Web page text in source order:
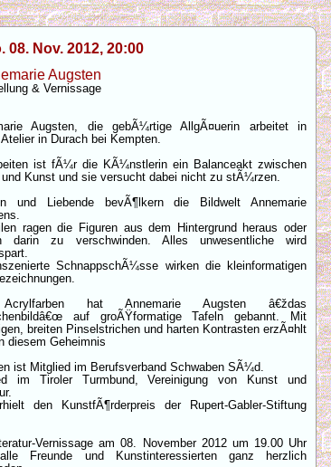
08. Nov. 2012, 20:00
Augsten
& Vernissage
Augsten, die gebÃ¼rtige AllgÃ¤uerin arbeitet in
in Durach bei Kempten.
ist fÃ¼r die KÃ¼nstlerin ein Balanceakt zwischen
und Kunst und sie versucht dabei nicht zu stÃ¼rzen.
und Liebende bevÃ¶lkern die Bildwelt Annemarie
ragen die Figuren aus dem Hintergrund heraus oder
darin zu verschwinden. Alles unwesentliche wird
SchnappschÃ¼sse wirken die kleinformatigen
hat Annemarie Augsten â€ždas
auf groÃŸformatige Tafeln gebannt. Mit
breiten Pinselstrichen und harten Kontrasten erzÃ¤hlt
diesem Geheimnis
ist Mitglied im Berufsverband Schwaben SÃ¼d.
im Tiroler Turmbund, Vereinigung von Kunst und
den KunstfÃ¶rderpreis der Rupert-Gabler-Stiftung
Vernissage am 08. November 2012 um 19.00 Uhr
Freunde und Kunstinteressierten ganz herzlich